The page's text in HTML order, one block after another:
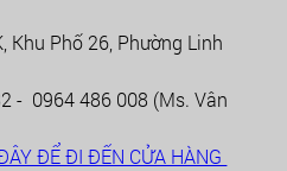
Khu Phố 26, Phường Linh
- 0964 486 008 (Ms. Vân
ĐỂ ĐI ĐẾN CỬA HÀNG